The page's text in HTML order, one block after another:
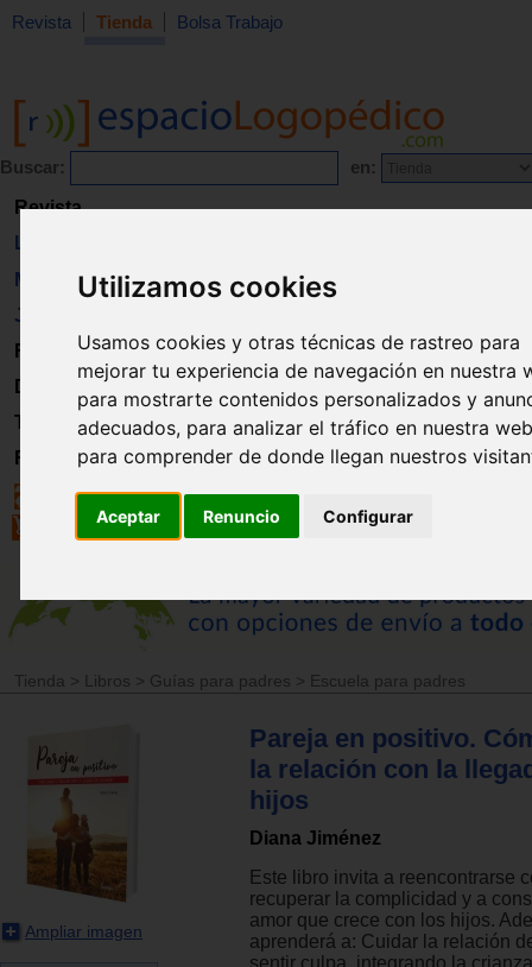
Utilizamos cookies
Usamos cookies y otras técnicas de rastreo para
mejorar tu experiencia de navegación en nuestra
para mostrarte contenidos personalizados y
adecuados, para analizar el tráfico en nuestra
para comprender de donde llegan nuestros
Aceptar Renuncio Configurar
Revista Tienda Bolsa Trabajo
Buscar: en:
Revista
Libros
Material
Juguetes
Formación
Directorio
Trabajo
Registro
Tienda > Libros > Guías para padres > Escuela para padres
Ampliar imagen
Pareja en positivo.
la relación con la
hijos
Diana Jiménez
Este libro invita a reencontrarse
recuperar la complicidad y a
amor que crece con los hijos.
aprenderá a: Cuidar la relación